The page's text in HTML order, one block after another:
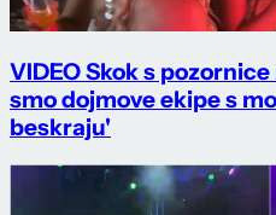
VIDEO Skok s
smo dojmove ekipe s
beskraju'